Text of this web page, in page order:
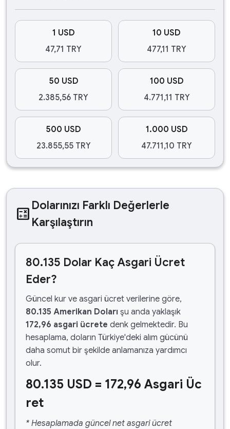
1 USD
47,71 TRY
10 USD
477,11 TRY
50 USD
2.385,56 TRY
100 USD
4.771,11 TRY
500 USD
23.855,55 TRY
1.000 USD
47.711,10 TRY
calculate Dolarınızı Farklı Değerlerle
Karşılaştırın
80.135 Dolar Kaç Asgari Ücret
Eder?
Güncel kur ve asgari ücret verilerine göre,
80.135 Amerikan Doları şu anda yaklaşık
172,96 asgari ücrete denk gelmektedir. Bu
hesaplama, doların Türkiye'deki alım gücünü
daha somut bir şekilde anlamanıza yardımcı
olur.
80.135 USD = 172,96 Asgari Üc
ret
* Hesaplamada güncel net asgari ücret